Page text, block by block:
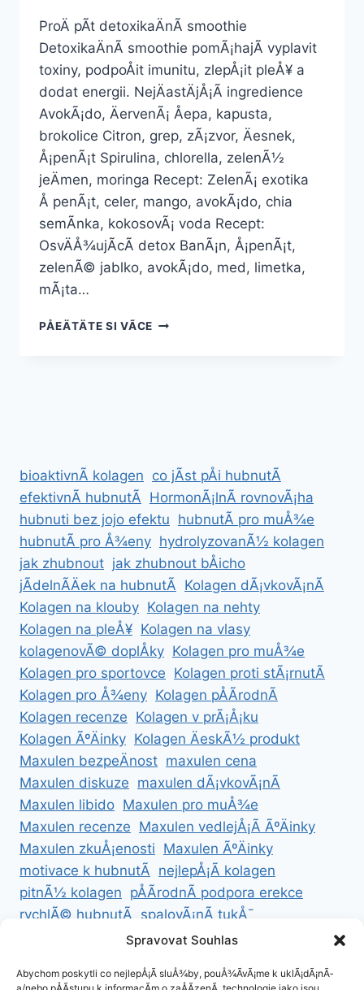
ProÄ pÃ­t detoxikaÄnÃ­ smoothie
DetoxikaÄnÃ­ smoothie pomÃ¡hajÃ­ vyplavit
toxiny, podpoÅit imunitu, zlepÅ¡it pleÅ¥ a
dodat energii. NejÄastÄjÅ¡Ã­ ingredience
AvokÃ¡do, ÄervenÃ¡ Åepa, kapusta,
brokolice Citron, grep, zÃ¡zvor, Äesnek,
Å¡penÃ¡t Spirulina, chlorella, zelenÃ½
jeÄmen, moringa Recept: ZelenÃ¡ exotika
Å penÃ¡t, celer, mango, avokÃ¡do, chia
semÃ­nka, kokosovÃ¡ voda Recept:
OsvÄÅ¾ujÃ­cÃ­ detox BanÃ¡n, Å¡penÃ¡t,
zelenÃ© jablko, avokÃ¡do, med, limetka,
mÃ¡ta…
PÅEÄTÄTE SI VÃ­CEDETOXIKAÄNÃ­
TÄLA
bioaktivnÃ­ kolagen co jÃ­st pÅi hubnutÃ­
efektivnÃ­ hubnutÃ­ HormonÃ¡lnÃ­ rovnovÃ¡ha
hubnuti bez jojo efektu hubnutÃ­ pro muÅ¾e
hubnutÃ­ pro Å¾eny hydrolyzovanÃ½ kolagen
jak zhubnout jak zhubnout bÅicho
jÃ­delnÃ­Äek na hubnutÃ­ Kolagen dÃ¡vkovÃ¡nÃ­
Kolagen na klouby Kolagen na nehty
Kolagen na pleÅ¥ Kolagen na vlasy
kolagenovÃ© doplÅky Kolagen pro muÅ¾e
Kolagen pro sportovce Kolagen proti stÃ¡rnutÃ­
Kolagen pro Å¾eny Kolagen pÅÃ­rodnÃ­
Kolagen recenze Kolagen v prÃ¡Å¡ku
Kolagen ÃºÄinky Kolagen ÄeskÃ½ produkt
Maxulen bezpeÄnost maxulen cena
Maxulen diskuze maxulen dÃ¡vkovÃ¡nÃ­
Maxulen libido Maxulen pro muÅ¾e
Maxulen recenze Maxulen vedlejÅ¡Ã­ ÃºÄinky
Maxulen zkuÅ¡enosti Maxulen ÃºÄinky
motivace k hubnutÃ­ nejlepÅ¡Ã­ kolagen
pitnÃ½ kolagen pÅÃ­rodnÃ­ podpora erekce
rychlÃ© hubnutÃ­ spalovÃ¡nÃ­ tukÅ¯
ZdravÃ© hubnutÃ­ ZdravÃ© recepty na hubnutÃ­
Spravovat Souhlas
Abychom poskytli co nejlepÅ¡Ã­ sluÅ¾by, pouÅ¾Ã­vÃ¡me k uklÃ¡dÃ¡nÃ­